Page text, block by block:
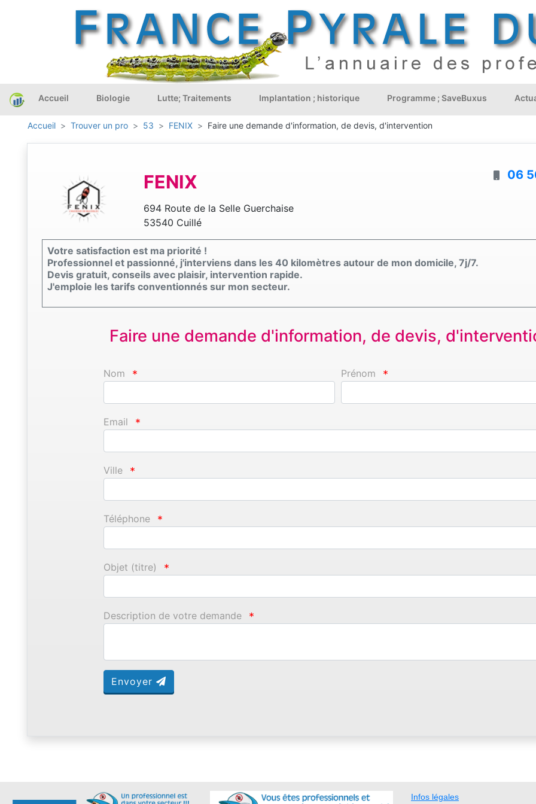
Accueil Biologie Lutte; Traitements Implantation ; historique Programme ; SaveBuxus
Accueil Trouver un pro 53 FENIX Faire une demande d'information, de devis, d'intervention
FENIX
694 Route de la Selle Guerchaise
53540 Cuillé
06
Votre satisfaction est ma priorité !
Professionnel et passionné, j'interviens dans les 40 kilomètres autour de mon domicile, 7j/7.
Devis gratuit, conseils avec plaisir, intervention rapide.
J'emploie les tarifs conventionnés sur mon secteur.
Faire une demande d'information, de devis,
Nom * Prénom *
Email *
Ville *
Téléphone *
Objet (titre) *
Description de votre demande *
Envoyer
Infos légales